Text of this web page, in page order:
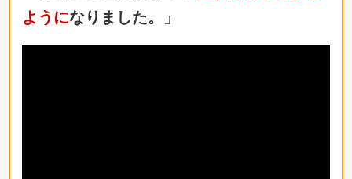
ようになりました。」